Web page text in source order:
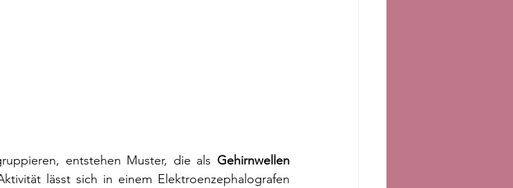
entstehen Muster, die als Gehirnwellen
lässt sich in einem Elektroenzephalografen